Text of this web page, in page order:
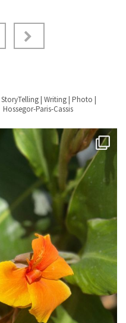
StoryTelling | Writing | Photo |
Hossegor-Paris-Cassis